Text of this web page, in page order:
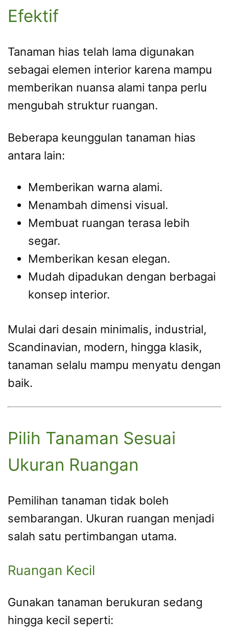
Efektif
Tanaman hias telah lama digunakan
sebagai elemen interior karena mampu
memberikan nuansa alami tanpa perlu
mengubah struktur ruangan.
Beberapa keunggulan tanaman hias
antara lain:
Memberikan warna alami.
Menambah dimensi visual.
Membuat ruangan terasa lebih
segar.
Memberikan kesan elegan.
Mudah dipadukan dengan berbagai
konsep interior.
Mulai dari desain minimalis, industrial,
Scandinavian, modern, hingga klasik,
tanaman selalu mampu menyatu dengan
baik.
Pilih Tanaman Sesuai
Ukuran Ruangan
Pemilihan tanaman tidak boleh
sembarangan. Ukuran ruangan menjadi
salah satu pertimbangan utama.
Ruangan Kecil
Gunakan tanaman berukuran sedang
hingga kecil seperti: